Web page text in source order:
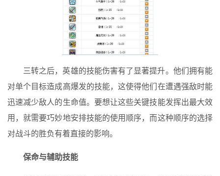
三转之后，英雄的技能伤害有了显著提升。他们拥有能
对单个目标造成高爆发的技能，这使得他们在遭遇强敌时能
迅速减少敌人的生命值。要想让这些关键技能发挥出最大效
用，就需要巧妙地安排技能的使用顺序，而这种顺序的选择
对战斗的胜负有着直接的影响。
保命与辅助技能